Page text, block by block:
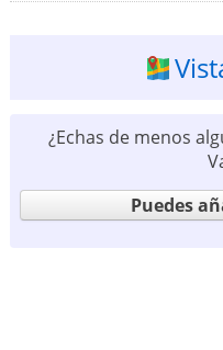
¿Echas de menos
Puedes